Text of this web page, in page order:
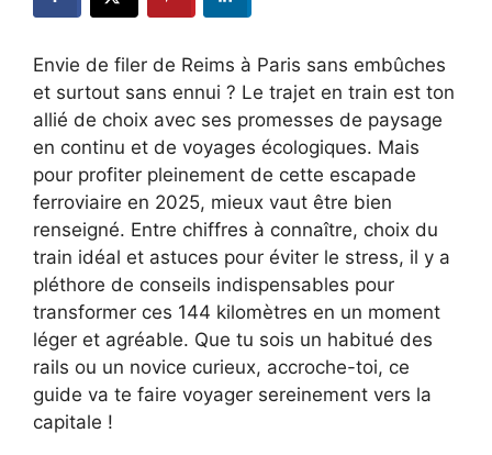
Envie de filer de Reims à Paris sans embûches
et surtout sans ennui ? Le trajet en train est ton
allié de choix avec ses promesses de paysage
en continu et de voyages écologiques. Mais
pour profiter pleinement de cette escapade
ferroviaire en 2025, mieux vaut être bien
renseigné. Entre chiffres à connaître, choix du
train idéal et astuces pour éviter le stress, il y a
pléthore de conseils indispensables pour
transformer ces 144 kilomètres en un moment
léger et agréable. Que tu sois un habitué des
rails ou un novice curieux, accroche-toi, ce
guide va te faire voyager sereinement vers la
capitale !